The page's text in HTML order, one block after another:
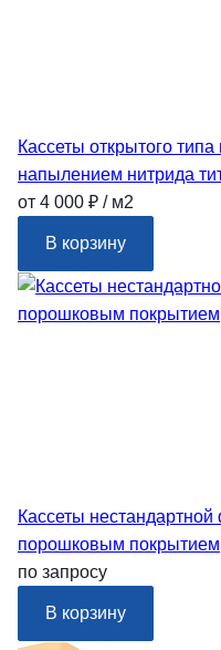
Кассеты открытого
напылением нитрида
от 4 000 ₽ / м2
В корзину
Кассеты
порошковым покрытием
по запросу
В корзину